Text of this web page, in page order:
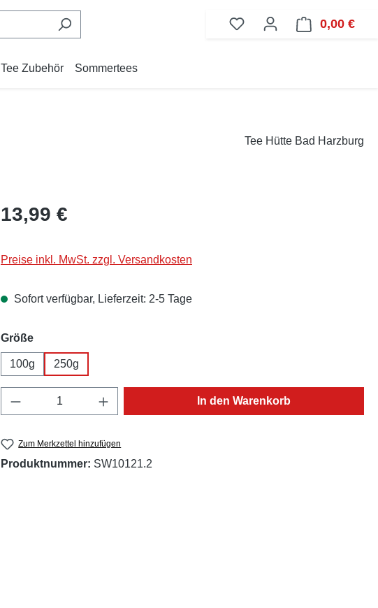
0,00 €
Tee Zubehör Sommertees
Tee Hütte Bad Harzburg
Regulärer Preis:
13,99 €
Preise inkl. MwSt. zzgl. Versandkosten
Sofort verfügbar, Lieferzeit: 2-5 Tage
Größeauswählen
100g 250g
Produkt Anzahl: Gib den gewünschten Wert ein
In den Warenkorb
Zum Merkzettel hinzufügen
Produktnummer: SW10121.2